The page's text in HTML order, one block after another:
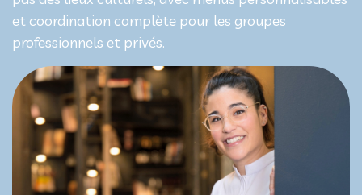
et coordination complète pour les groupes
professionnels et privés.